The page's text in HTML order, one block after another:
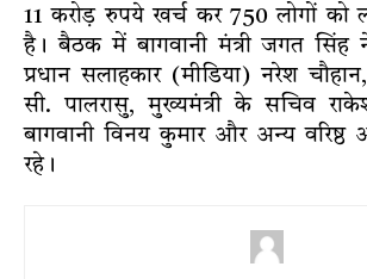
11 करोड़ रुपये खर्च कर 750 लोगों को
है। बैठक में बागवानी मंत्री जगत सिंह
प्रधान सलाहकार (मीडिया) नरेश
सी. पालरासु, मुख्यमंत्री के सचिव
बागवानी विनय कुमार और अन्य वरिष्ठ
रहे।